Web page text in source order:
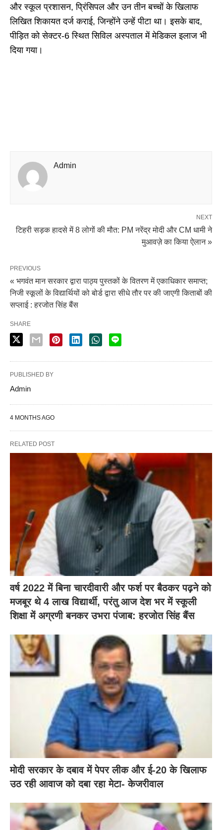
और स्कूल प्रशासन, प्रिंसिपल और उन तीन बच्चों के खिलाफ
लिखित शिकायत दर्ज कराई, जिन्होंने उन्हें पीटा था। इसके बाद,
पीड़ित को सेक्टर-6 स्थित सिविल अस्पताल में मेडिकल इलाज भी
दिया गया।
Admin
NEXT
टिहरी सड़क हादसे में 8 लोगों की मौत: PM नरेंद्र मोदी और CM धामी ने
मुआवज़े का किया ऐलान »
PREVIOUS
« भगवंत मान सरकार द्वारा पाठ्य पुस्तकों के वितरण में एकाधिकार समाप्त;
निजी स्कूलों के विद्यार्थियों को बोर्ड द्वारा सीधे तौर पर की जाएगी किताबों की
सप्लाई : हरजोत सिंह बैंस
SHARE
PUBLISHED BY
Admin
4 MONTHS AGO
RELATED POST
वर्ष 2022 में बिना चारदीवारी और फर्श पर बैठकर पढ़ने को
मजबूर थे 4 लाख विद्यार्थी, परंतु आज देश भर में स्कूली
शिक्षा में अग्रणी बनकर उभरा पंजाब: हरजोत सिंह बैंस
मोदी सरकार के दबाव में पेपर लीक और ई-20 के खिलाफ
उठ रही आवाज को दबा रहा मेटा- केजरीवाल